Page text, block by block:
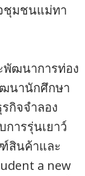
ชุมชนแม่ทา
พัฒนาการท่อง
ฒนานักศึกษา
กิจจำลอง
การรุ่นเยาว์
สินค้าและ
a new